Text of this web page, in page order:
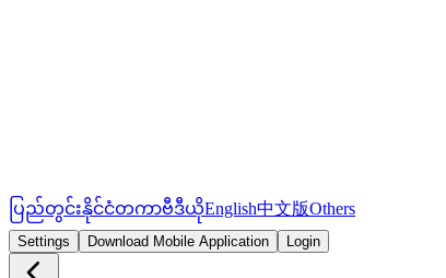
ပြည်တွင်းနိုင်ငံတကာဗီဒီယိုEnglish中文版Others
Settings Download Mobile Application Login